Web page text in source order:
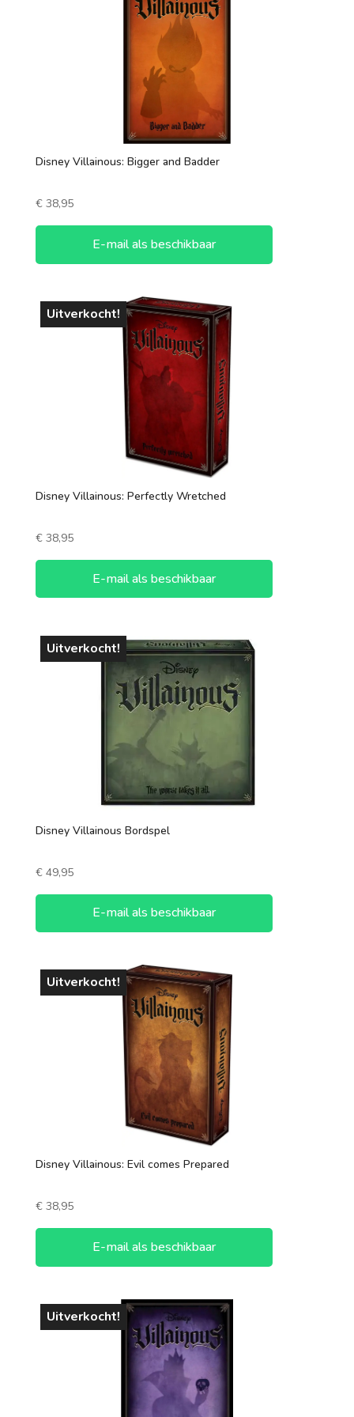
5 spelers
Disney Villainous: Bigger and Badder
€38,95
E-mail als beschikbaar
Uitverkocht!
Disney Villainous: Perfectly Wretched
€38,95
E-mail als beschikbaar
Uitverkocht!
Disney Villainous Bordspel
€49,95
E-mail als beschikbaar
Uitverkocht!
Disney Villainous: Evil comes Prepared
€38,95
E-mail als beschikbaar
Uitverkocht!